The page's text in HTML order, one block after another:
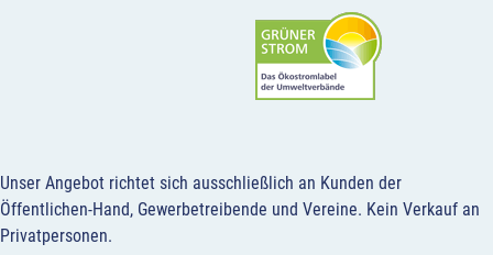
Unser Angebot richtet sich ausschließlich an Kunden der
Öffentlichen-Hand, Gewerbetreibende und Vereine. Kein Verkauf an
Privatpersonen.